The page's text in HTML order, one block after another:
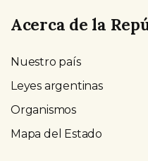
Acerca de la
Nuestro país
Leyes argentinas
Organismos
Mapa del Estado